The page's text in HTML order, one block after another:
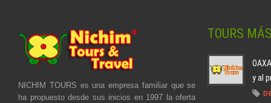
NICHIM TOURS es una empresa familiar que se
ha propuesto desde sus inicios en 1997 la oferta
TOURS
y al